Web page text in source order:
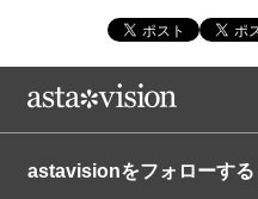
astavisionをフォローする